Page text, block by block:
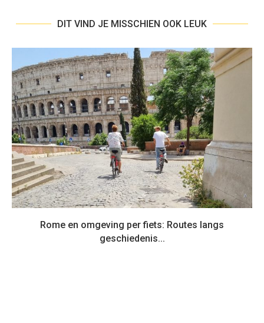
DIT VIND JE MISSCHIEN OOK LEUK
Rome en omgeving per fiets: Routes langs
geschiedenis...